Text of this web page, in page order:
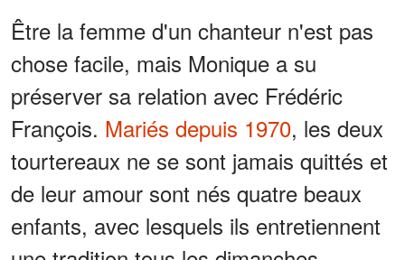
Être la femme d'un chanteur n'est pas
chose facile, mais Monique a su
préserver sa relation avec Frédéric
François. Mariés depuis 1970, les deux
tourtereaux ne se sont jamais quittés et
de leur amour sont nés quatre beaux
enfants, avec lesquels ils entretiennent